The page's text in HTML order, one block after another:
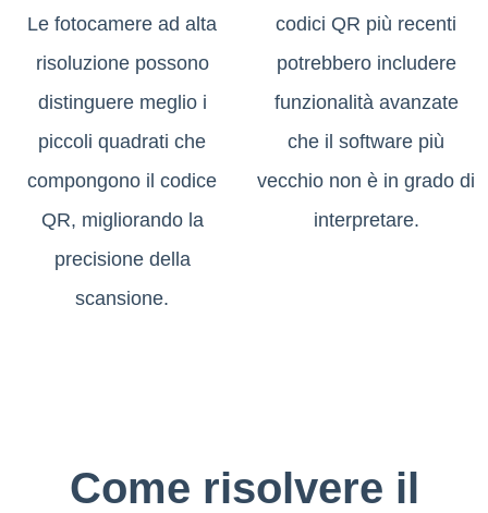
Le fotocamere ad alta
risoluzione possono
distinguere meglio i
piccoli quadrati che
compongono il codice
QR, migliorando la
precisione della
scansione.
codici QR più recenti
potrebbero includere
funzionalità avanzate
che il software più
vecchio non è in grado di
interpretare.
Come risolvere il